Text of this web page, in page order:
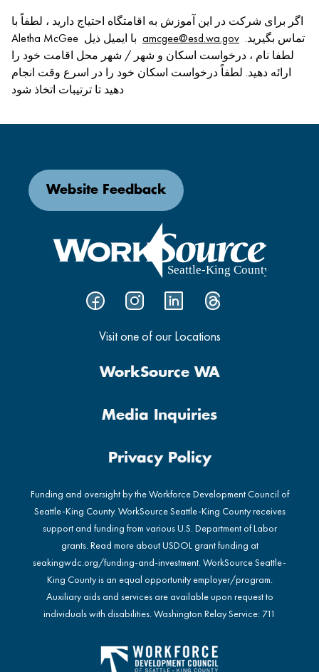
اگر برای شرکت در این آموزش به اقامتگاه احتیاج دارید ، لطفاً با
amcgee@esd.wa.gov
لطفا نام ، درخواست اسکان و شهر / شهر محل اقامت خود را
ارائه دهید. لطفاً درخواست اسکان خود را در اسرع وقت انجام
دهید تا ترتیبات اتخاذ شود
Visit one of our Locations
Website Feedback
WorkSource WA
Media Inquiries
Privacy Policy
Funding and oversight by the Workforce Development Council of
Seattle-King County. WorkSource Seattle-King County receives
support and funding from various U.S. Department of Labor
grants. Read more about USDOL grant funding at
seakingwdc.org/funding-and-investment. WorkSource Seattle-
King County is an equal opportunity employer/program.
Auxiliary aids and services are available upon request to
individuals with disabilities. Washington Relay Service: 711